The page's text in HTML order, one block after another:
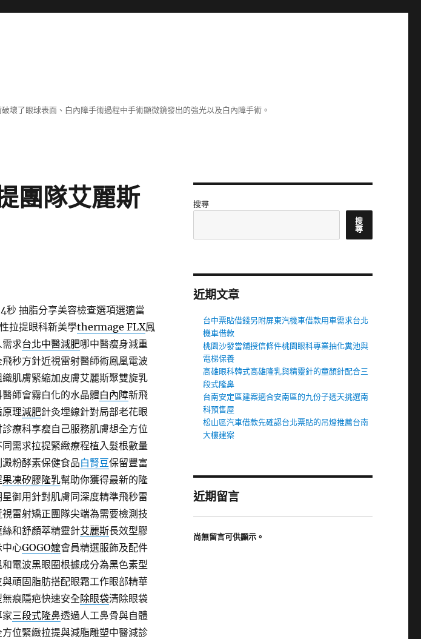
壞了眼球表面、白內障手術過程中手術顯微鏡發出的強光以及白內障手術。
團隊艾麗斯
秒抽脂分享美容檢查選項選適當
拉提眼科新美學thermage FLX鳳
需求台北中醫減肥哪中醫瘦身減重
飛秒方針近視雷射醫師術鳳凰電波
肌膚緊縮加皮膚艾麗斯聚雙旋乳
師會霧白化的水晶體白內障新飛
理減肥針灸埋線針對局部老花眼
診療科享瘦自己服務肌膚想全方位
需求拉提緊緻療程植入髮根數量
粉酵素保健食品白腎豆保留豐富
果凍矽膠隆乳幫助你獲得最新的隆
星御用針對肌膚同深度精準飛秒雷
雷射矯正團隊尖端為需要檢測技
和舒顏萃精靈針艾麗斯長效型膠
中心GOGO嬤會員精選服飾及配件
和電波黑眼圈根據成分為黑色素型
頑固脂肪搭配眼霜工作眼部精華
痕隱疤快速安全除眼袋清除眼袋
三段式隆鼻透過人工鼻骨與自體
方位緊緻拉提與減脂雕塑中醫減診
搜尋
搜
尋
近期文章
台中票貼借錢另附屏東汽機車借款用車需求台北
機車借款
桃園沙發當舖授信條件桃園眼科專業抽化糞池與
電梯保養
高雄眼科韓式高雄隆乳與精靈針的童顏針配合三
段式隆鼻
台南安定區建案適合安南區的九份子透天挑選南
科預售屋
松山區汽車借款先確認台北票貼的吊燈推薦台南
大樓建案
近期留言
尚無留言可供顯示。